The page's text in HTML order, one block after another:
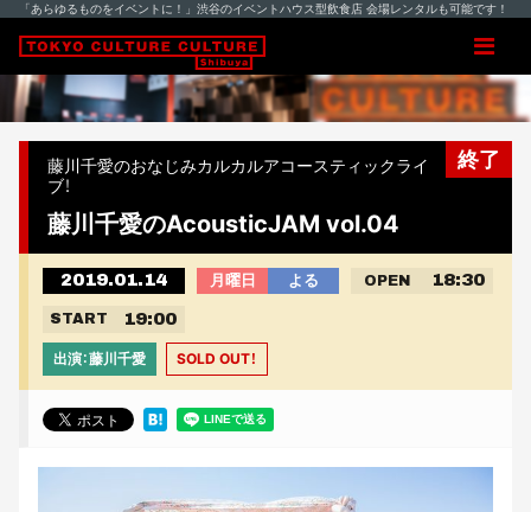
「あらゆるものをイベントに！」渋谷のイベントハウス型飲食店 会場レンタルも可能です！
終了
藤川千愛のおなじみカルカルアコースティックライ
ブ！
藤川千愛のAcousticJAM vol.04
2019.01.14 月曜日 よる OPEN 18:30
START 19:00
出演：藤川千愛 SOLD OUT！